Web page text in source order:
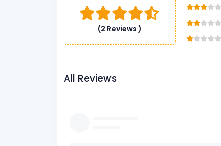
(2 Reviews )
All Reviews